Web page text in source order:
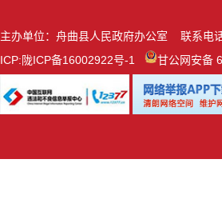
主办单位：舟曲县人民政府办公室 联系电
ICP:陇ICP备16002922号-1 甘公网安备